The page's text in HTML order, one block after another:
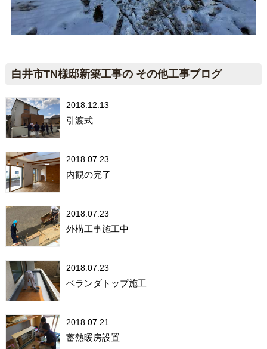
白井市TN様邸新築工事の その他工事ブログ
2018.12.13
引渡式
2018.07.23
内観の完了
2018.07.23
外構工事施工中
2018.07.23
ベランダトップ施工
2018.07.21
蓄熱暖房設置